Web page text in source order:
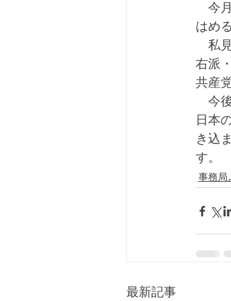
今月
はめ
私見
右派
共産
今後
日本
き込
す。
事務局
最新記事